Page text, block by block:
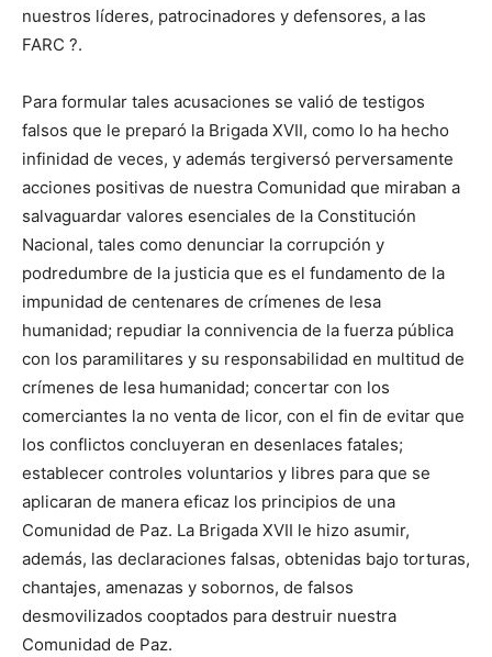
nuestros líderes, patrocinadores y defensores, a las
FARC ?.
Para formular tales acusaciones se valió de testigos
falsos que le preparó la Brigada XVII, como lo ha hecho
infinidad de veces, y además tergiversó perversamente
acciones positivas de nuestra Comunidad que miraban a
salvaguardar valores esenciales de la Constitución
Nacional, tales como denunciar la corrupción y
podredumbre de la justicia que es el fundamento de la
impunidad de centenares de crímenes de lesa
humanidad; repudiar la connivencia de la fuerza pública
con los paramilitares y su responsabilidad en multitud de
crímenes de lesa humanidad; concertar con los
comerciantes la no venta de licor, con el fin de evitar que
los conflictos concluyeran en desenlaces fatales;
establecer controles voluntarios y libres para que se
aplicaran de manera eficaz los principios de una
Comunidad de Paz. La Brigada XVII le hizo asumir,
además, las declaraciones falsas, obtenidas bajo torturas,
chantajes, amenazas y sobornos, de falsos
desmovilizados cooptados para destruir nuestra
Comunidad de Paz.